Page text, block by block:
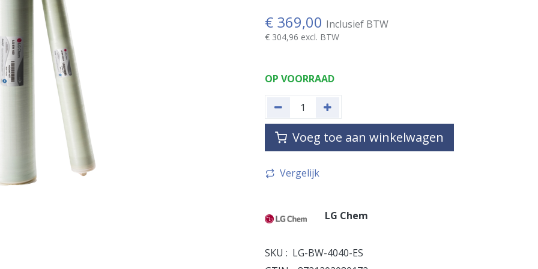
€ 369,00 Inclusief BTW
€ 304,96 excl. BTW
OP VOORRAAD
Voeg toe aan winkelwagen
Vergelijk
LG Chem
SKU : LG-BW-4040-ES